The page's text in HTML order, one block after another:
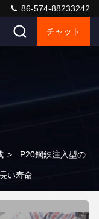
86-574-88233242
チャット
> P20鋼鉄注入型の
い寿命